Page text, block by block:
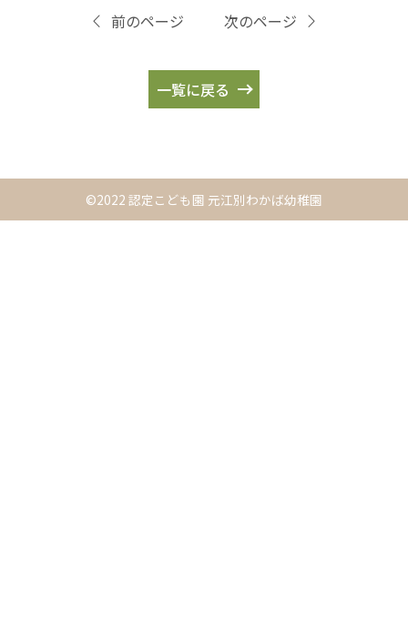
前のページ
一覧に戻る
次のページ
©2022 認定こども園 元江別わかば幼稚園